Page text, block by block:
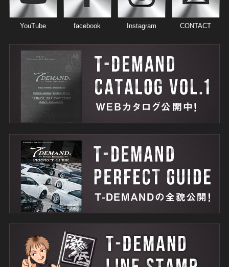
YouTube facebook Instagram CONTACT